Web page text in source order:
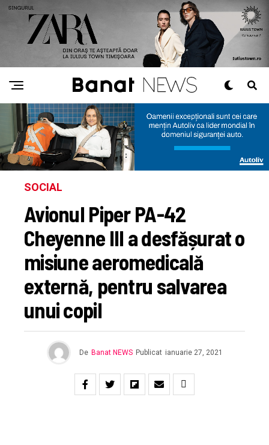
SOCIAL
Avionul Piper PA-42
Cheyenne III a desfășurat o
misiune aeromedicală
externă, pentru salvarea
unui copil
De Banat NEWS Publicat ianuarie 27, 2021